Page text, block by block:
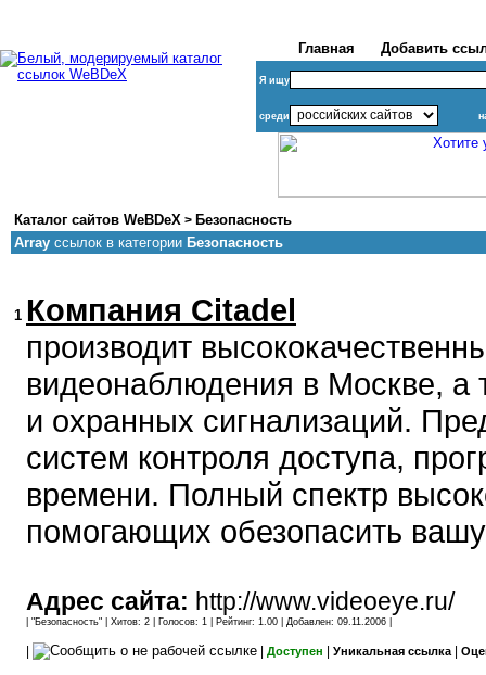
Главная Добавить
Я ищу
среди
Каталог сайтов WeBDeX > Безопасность
Array ссылок в категории Безопасность
1 Компания Citadel
производит
видеонаблюдения в Москве, а
и охранных сигнализаций.
систем контроля доступа,
времени. Полный спектр
помогающих обезопасить
Адрес сайта: http://www.videoeye.ru/
| "Безопасность" | Хитов: 2 | Голосов: 1 | Рейтинг: 1.00 | Добавлен: 09.11.2006 |
Доступен Уникальная ссылка|